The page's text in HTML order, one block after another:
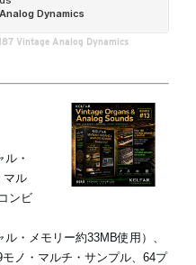
Vintage Analog Dynamics
・
マル
ンビ
・メモリー約33MB使用）、
ノ・マルチ・サンプル、64プ